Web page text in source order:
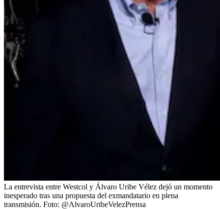
La entrevista entre Westcol y Álvaro Uribe Vélez dejó un momento
inesperado tras una propuesta del exmandatario en plena
transmisión. Foto: @AlvaroUribeVelezPrensa